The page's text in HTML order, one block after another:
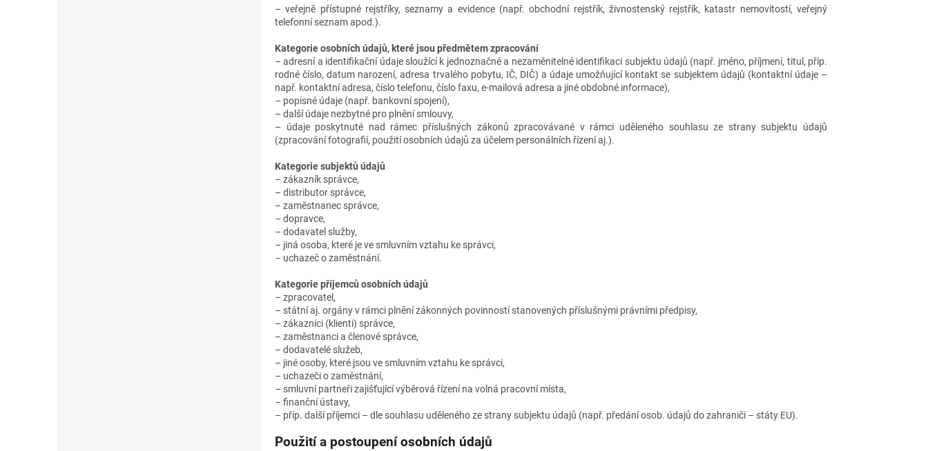
– veřejně přístupné rejstříky, seznamy a evidence (např. obchodní rejstřík, živnostenský rejstřík, katastr nemovitostí, veřejný
telefonní seznam apod.).
Kategorie osobních údajů, které jsou předmětem zpracování
– adresní a identifikační údaje sloužící k jednoznačné a nezaměnitelné identifikaci subjektu údajů (např. jméno, příjmení, titul, příp.
rodné číslo, datum narození, adresa trvalého pobytu, IČ, DIČ) a údaje umožňující kontakt se subjektem údajů (kontaktní údaje –
např. kontaktní adresa, číslo telefonu, číslo faxu, e-mailová adresa a jiné obdobné informace),
– popisné údaje (např. bankovní spojení),
– další údaje nezbytné pro plnění smlouvy,
– údaje poskytnuté nad rámec příslušných zákonů zpracovávané v rámci uděleného souhlasu ze strany subjektu údajů
(zpracování fotografií, použití osobních údajů za účelem personálních řízení aj.).
Kategorie subjektů údajů
– zákazník správce,
– distributor správce,
– zaměstnanec správce,
– dopravce,
– dodavatel služby,
– jiná osoba, které je ve smluvním vztahu ke správci,
– uchazeč o zaměstnání.
Kategorie příjemců osobních údajů
– zpracovatel,
– státní aj. orgány v rámci plnění zákonných povinností stanovených příslušnými právními předpisy,
– zákazníci (klienti) správce,
– zaměstnanci a členové správce,
– dodavatelé služeb,
– jiné osoby, které jsou ve smluvním vztahu ke správci,
– uchazeči o zaměstnání,
– smluvní partneři zajišťující výběrová řízení na volná pracovní místa,
– finanční ústavy,
– příp. další příjemci – dle souhlasu uděleného ze strany subjektu údajů (např. předání osob. údajů do zahraničí – státy EU).
Použití a postoupení osobních údajů